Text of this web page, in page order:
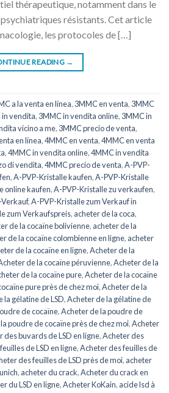
thérapeutique, notamment dans le
résistants. Cet article
les protocoles de […]
READING →
a la venta en línea, 3MMC en venta, 3MMC
in vendita, 3MMC in vendita online, 3MMC in
vicino a me, 3MMC precio de venta,
en línea,4MMC en venta,4MMC en venta
,4MMC in vendita online,4MMC in vendita
di vendita,4MMC precio de venta,A-PVP-
,A-PVP-Kristalle kaufen,A-PVP-Kristalle
online kaufen,A-PVP-Kristalle zu verkaufen,
,A-PVP-Kristalle zum Verkauf in
zum Verkaufspreis, acheter de la coca,
de la cocaïne bolivienne, acheter de la
de la cocaïne colombienne en ligne, acheter
de la cocaïne en ligne,Acheter de la
de la cocaïne péruvienne,Acheter de la
de la cocaïne pure,Acheter de la cocaïne
pure près de chez moi,Acheter de la
la gélatine de LSD,Acheter de la gélatine de
de cocaïne,Acheter de la poudre de
poudre de cocaïne près de chez moi,Acheter
des buvards de LSD en ligne,Acheter des
de LSD en ligne,Acheter des feuilles de
des feuilles de LSD près de moi, acheter
, acheter du crack,Acheter du crack en
du LSD en ligne,Acheter KoKain, acide lsd à